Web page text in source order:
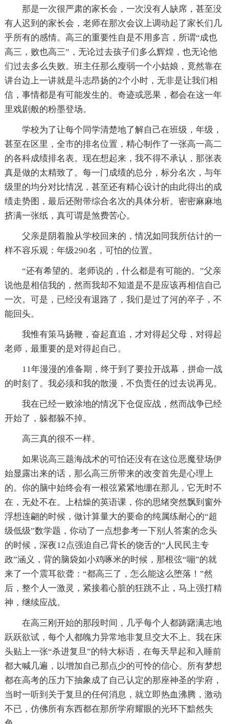
那是一次很严肃的家长会，一次没有人缺席，甚至没
有人迟到的家长会，老师在那次会议上调动起了家长们几
乎所有的感情。高三的重要性自是不用多言，所谓“成也
高三，败也高三”，无论过去孩子们多么辉煌，也无论他
们过去多么失败。班主任那么瘦弱一个小姑娘，竟然靠在
讲台边上一讲就是斗志昂扬的2个小时，无非是让我们相
信，事情都是有可能发生的。奇迹或恶果，都会在这一年
里戏剧般的粉墨登场。
学校为了让每个同学清楚地了解自己在班级，年级，
甚至在区里，全市的排名位置，精心制作了一张高一高二
的各科成绩排名表。现在想起来，我不得不承认，那张表
真是做的太精致了。每一门成绩的总分，标分名次，与年
级里的均分对比情况，甚至还有精心设计的由此得出的成
绩走势图，最后还附带综合名次的具体分析。密密麻麻地
挤满一张纸，真可谓是煞费苦心。
父亲是阴着脸从学校回来的，情况如同我所估计的一
样不容乐观：年级290名，可怕的位置。
“还有希望的。老师说的，什么都是有可能的。”父亲
说他是相信我的，然而我却不知道是不是应该再相信自己
一次。可是，已经没有退路了，我们是过了河的卒子，不
能回头。
我惟有策马扬鞭，奋起直追，才对得起父母，对得起
老师，最重要的是对得起自己。
11年漫漫的准备期，终于到了要拉开战幕，拼命一战
的时刻了。我必须和我的散漫，不负责任的过去说再见。
我在已经一败涂地的情况下仓促应战，然而战争已经
开始了，躲都躲不掉。
高三真的很不一样。
如果说高三题海战术的可怕还没有在这位恶魔登场伊
始显露出来的话，那么高三所带来的改变首先是心理上
的。你的脑中始终会有一根弦紧紧地绷在那儿，它无时不
在，无处不在。上枯燥的英语课，你的思绪突然飘到窗外
浮想连翩的时候，做计算量大的要命的纯属练耐心的“超
级低级”数学题，你动了一点想参考一下别人答案的念头
的时候，深夜12点强迫自己背长的饶舌的“人民民主专
政”涵义，背的脑袋如小鸡啄米的时候，那根弦“嘣”的就
来了一个震耳欲聋：“都高三了，怎么能这么堕落！”然
后，整个人一激灵，紧接着心脏的狂跳不止，马上强打精
神，继续应战。
在高三刚开始的那段时间，几乎每个人都踌躇满志地
跃跃欲试，每个人都魄力异常地非复旦交大不上。我在床
头贴上一张“杀进复旦”的特大标语，在每天早起和入睡前
都大喊几遍，以增加自己那点少的可怜的信心。所有梦想
都在高考的压力下抽象成了自己认定的那座神圣的学府，
当时一听到关于复旦的任何消息，就立即热血沸腾，激动
不已，仿佛所有东西都在那所学府耀眼的光环下黯然失